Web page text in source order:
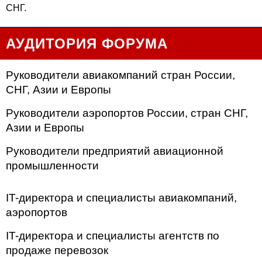
СНГ.
АУДИТОРИЯ ФОРУМА
Руководители авиакомпаний стран России,
СНГ, Азии и Европы
Руководители аэропортов России, стран СНГ,
Азии и Европы
Руководители предприятий авиационной
промышленности
IT-директора и специалисты авиакомпаний,
аэропортов
IT-директора и специалисты агентств по
продаже перевозок